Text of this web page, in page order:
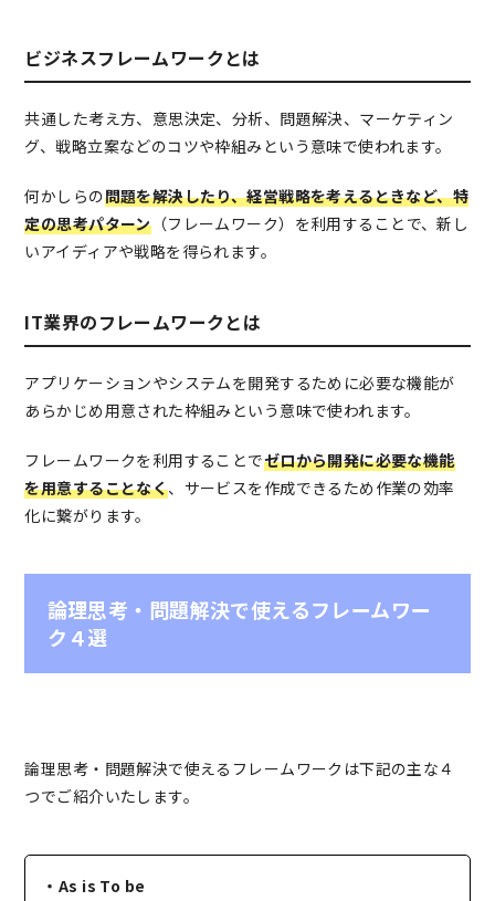
ビジネスフレームワークとは
共通した考え方、意思決定、分析、問題解決、マーケティン
グ、戦略立案などのコツや枠組みという意味で使われます。
何かしらの問題を解決したり、経営戦略を考えるときなど、特
定の思考パターン（フレームワーク）を利用することで、新し
いアイディアや戦略を得られます。
IT業界のフレームワークとは
アプリケーションやシステムを開発するために必要な機能が
あらかじめ用意された枠組みという意味で使われます。
フレームワークを利用することでゼロから開発に必要な機能
を用意することなく、サービスを作成できるため作業の効率
化に繋がります。
論理思考・問題解決で使えるフレームワー
ク４選
論理思考・問題解決で使えるフレームワークは下記の主な４
つでご紹介いたします。
・As is To be